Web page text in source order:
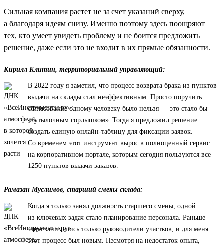
Сильная компания растет не за счет указаний сверху,
а благодаря идеям снизу. Именно поэтому здесь поощряют
тех, кто умеет увидеть проблему и не боится предложить
решение, даже если это не входит в их прямые обязанности.
Кирилл Клитин, территориальный управляющий:
В 2022 году я заметил, что процесс возврата брака из пунктов
выдачи на склады стал неэффективным. Просто поручить
согласование одному человеку было нельзя — это стало бы
«бутылочным горлышком». Тогда я предложил решение:
создать единую онлайн-таблицу для фиксации заявок.
Со временем этот инструмент вырос в полноценный сервис
на корпоративном портале, которым сегодня пользуются все
1250 пунктов выдачи заказов.
Рамазан Муслимов, старший смены склада:
Когда я только занял должность старшего смены, одной
из ключевых задач стало планирование персонала. Раньше
этим занимались только руководители участков, и для меня
этот процесс был новым. Несмотря на недостаток опыта,